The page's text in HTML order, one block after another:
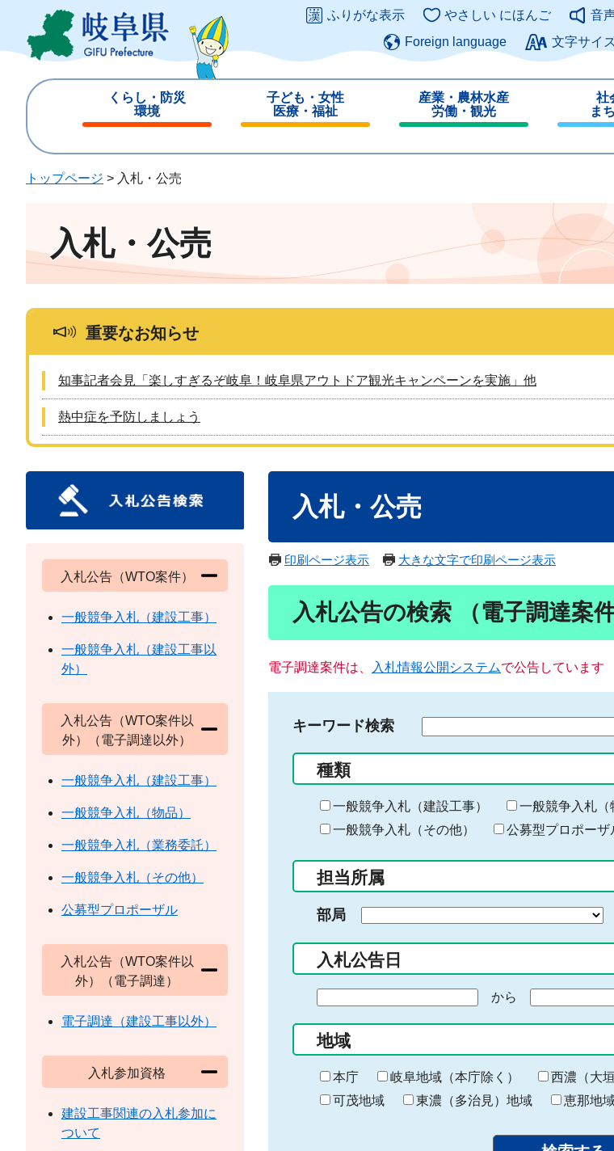
ジ
ュ
このページの本文へ
ふりがな表示 やさしい にほんご
音
Foreign language
文字サイ
くらし・防災
環境
じ
子ども・女性
医療・福祉
じ
産業・農林水産
労働・観光
じ
社
ま
じ
トップページ > 入札・公売
入札・公売
重要なお知らせ
知事記者会見「楽しすぎるぞ岐阜！岐阜県アウトドア観光キャンペーンを実施」他
熱中症を予防しましょう
入札・公売
印刷ページ表示 大きな文字で印刷ページ表示
入札公告の検索 （電子調達案件
電子調達案件は、 入札情報公開システムで公告しています
キーワード検索
る
キ
ー
ー
入
力
種類
一般競争入札（建設工事） 一般競争入札（
一般競争入札（その他）
公募型プロポーザ
担当所属
部局
入札公告日
の
始
ま
り
から
終
わ
り
地域
本庁 岐阜地域（本庁除く） 西濃（大
可茂地域
東濃（多治見）地域 恵那地
入札公告（WTO案件）
一般競争入札（建設工事）
一般競争入札（建設工事以
外）
入札公告（WTO案件以
外）（電子調達以外）
一般競争入札（建設工事）
一般競争入札（物品）
一般競争入札（業務委託）
一般競争入札（その他）
公募型プロポーザル
入札公告（WTO案件以
外）（電子調達）
電子調達（建設工事以外）
入札参加資格
建設工事関連の入札参加に
ついて